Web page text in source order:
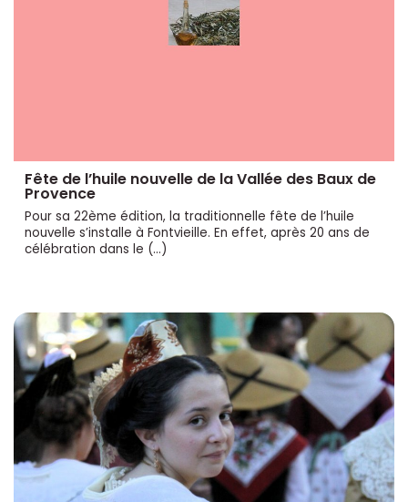
Fête de l’huile nouvelle de la Vallée des Baux de
Provence
Pour sa 22ème édition, la traditionnelle fête de l’huile
nouvelle s’installe à Fontvieille. En effet, après 20 ans de
célébration dans le (…)